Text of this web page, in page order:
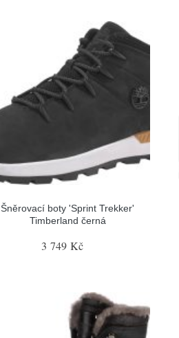
Šněrovací boty 'Sprint Trekker'
Timberland černá
3 749 Kč